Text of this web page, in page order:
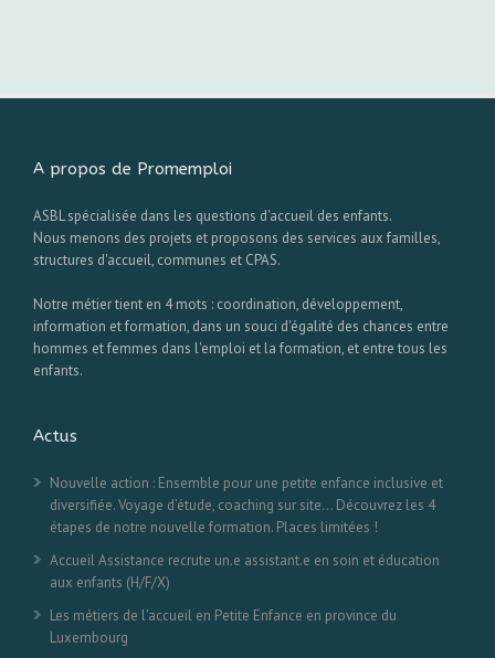
A propos de Promemploi
ASBL spécialisée dans les questions d'accueil des enfants.
Nous menons des projets et proposons des services aux familles,
structures d'accueil, communes et CPAS.
Notre métier tient en 4 mots : coordination, développement,
information et formation, dans un souci d'égalité des chances entre
hommes et femmes dans l'emploi et la formation, et entre tous les
enfants.
Actus
Nouvelle action : Ensemble pour une petite enfance inclusive et
diversifiée. Voyage d’étude, coaching sur site… Découvrez les 4
étapes de notre nouvelle formation. Places limitées !
Accueil Assistance recrute un.e assistant.e en soin et éducation
aux enfants (H/F/X)
Les métiers de l’accueil en Petite Enfance en province du
Luxembourg